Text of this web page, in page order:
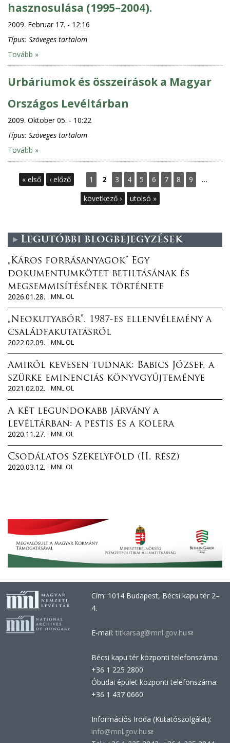
hasznosulása (1995–2004).
2009. Februar 17. - 12:16
Típus: Szöveges tartalom
Tovább »
Urbáriumok és összeírások a Magyar
Országos Levéltárban
2009. Oktober 05. - 10:22
Típus: Szöveges tartalom
Tovább »
e
n
« első ‹ előző 1 2 3 4 5 6 7 8 9
…
következő ›
utolsó »
Legutóbbi blogbejegyzések
„Káros forrásanyagok” Egy
dokumentumkötet betiltásának és
megsemmisítésének története
2026.01.28.
MNL OL
„Neokutyabőr”. 1987-es ellenvélemény a
családfakutatásról
2022.02.09.
MNL OL
Amiről kevesen tudnak: Babics József, a
szürke eminenciás könyvgyűjteménye
2021.02.02.
MNL OL
A két legundokabb járvány a
levéltárban: a pestis és a kolera
2020.11.27.
MNL OL
Csodálatos Székelyföld (II. rész)
2020.03.12.
MNL OL
Cím: 1014 Budapest, Bécsi kapu tér 2–
4.
E-mail: titkarsag@mnl.gov.hu(link
e-
Bécsi kapu tér központi telefonszáma:
+36 1 225 2800
Óbudai épület központi telefonszáma:
+36 1 437 0660
Információs Iroda (Kutatószolgálat):
info@mnl.gov.hu(link